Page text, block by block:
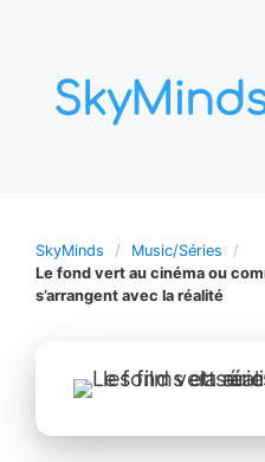
contenu
SkyMinds
Music/Séries
Le fond vert au cinéma ou
s’arrangent avec la réalité